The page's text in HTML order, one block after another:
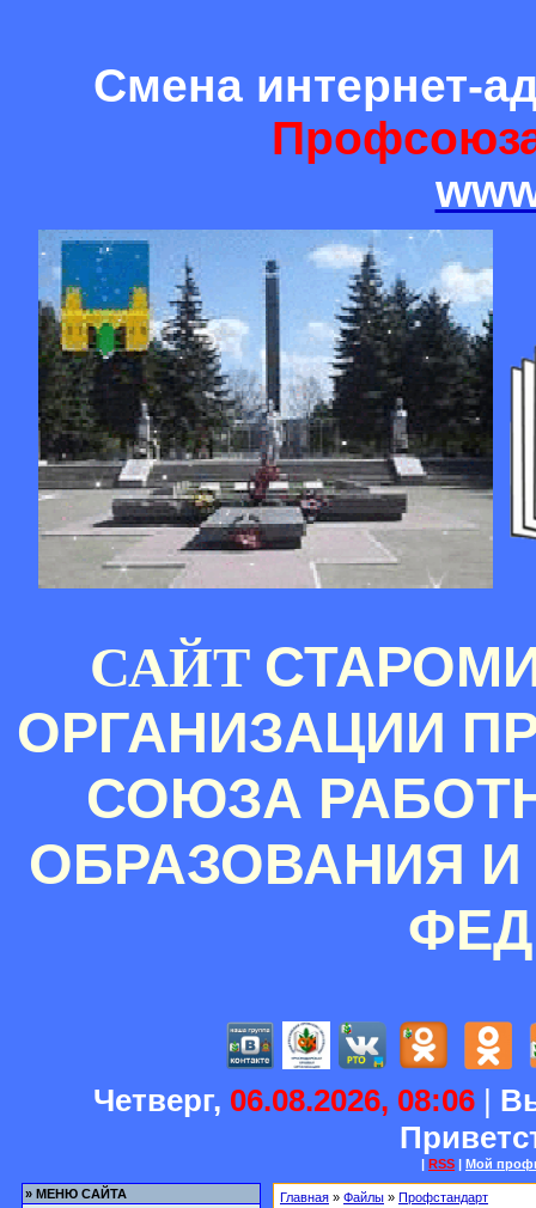
Смена интернет-
САЙТ
ОРГАНИЗАЦИИ
СОЮЗА
ОБРАЗОВАНИЯ
Четверг, 06.08.2026, 08:06 |
| RSS | Мой
» МЕНЮ САЙТА
Главная » Файлы » Профстандарт